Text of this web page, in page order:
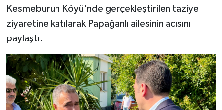
Kesmeburun Köyü'nde gerçekleştirilen taziye
ziyaretine katılarak Papağanlı ailesinin acısını
paylaştı.